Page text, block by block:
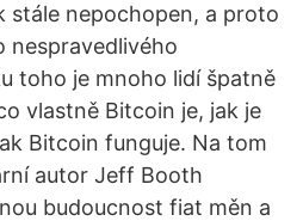
stále nepochopen, a proto
nespravedlivého
toho je mnoho lidí špatně
vlastně Bitcoin je, jak je
Bitcoin funguje. Na tom
autor Jeff Booth
budoucnost fiat měn a